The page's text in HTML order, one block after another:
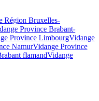
Région Bruxelles-
Province Brabant-
Province LimbourgVidange
NamurVidange Province
flamandVidange